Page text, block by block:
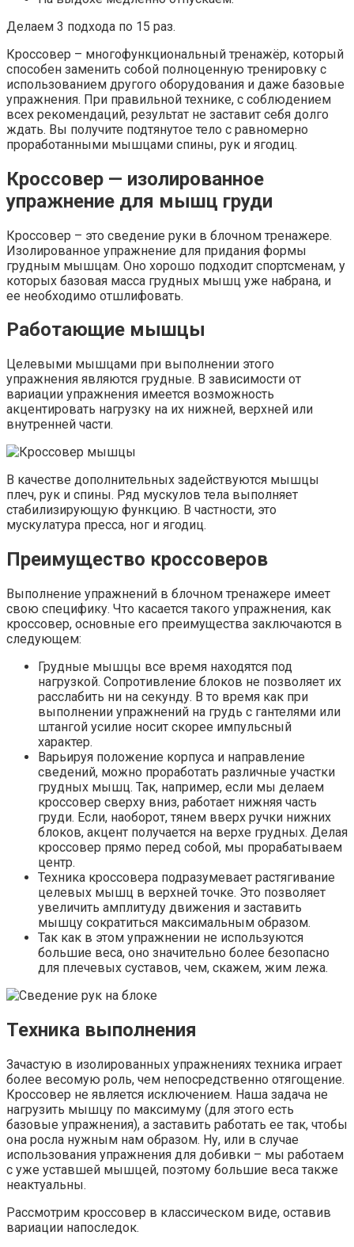
Делаем 3 подхода по 15 раз.
Кроссовер – многофункциональный тренажёр, который
способен заменить собой полноценную тренировку с
использованием другого оборудования и даже базовые
упражнения. При правильной технике, с соблюдением
всех рекомендаций, результат не заставит себя долго
ждать. Вы получите подтянутое тело с равномерно
проработанными мышцами спины, рук и ягодиц.
Кроссовер — изолированное
упражнение для мышц груди
Кроссовер – это сведение руки в блочном тренажере.
Изолированное упражнение для придания формы
грудным мышцам. Оно хорошо подходит спортсменам, у
которых базовая масса грудных мышц уже набрана, и
ее необходимо отшлифовать.
Работающие мышцы
Целевыми мышцами при выполнении этого
упражнения являются грудные. В зависимости от
вариации упражнения имеется возможность
акцентировать нагрузку на их нижней, верхней или
внутренней части.
В качестве дополнительных задействуются мышцы
плеч, рук и спины. Ряд мускулов тела выполняет
стабилизирующую функцию. В частности, это
мускулатура пресса, ног и ягодиц.
Преимущество кроссоверов
Выполнение упражнений в блочном тренажере имеет
свою специфику. Что касается такого упражнения, как
кроссовер, основные его преимущества заключаются в
следующем:
Грудные мышцы все время находятся под
нагрузкой. Сопротивление блоков не позволяет их
расслабить ни на секунду. В то время как при
выполнении упражнений на грудь с гантелями или
штангой усилие носит скорее импульсный
характер.
Варьируя положение корпуса и направление
сведений, можно проработать различные участки
грудных мышц. Так, например, если мы делаем
кроссовер сверху вниз, работает нижняя часть
груди. Если, наоборот, тянем вверх ручки нижних
блоков, акцент получается на верхе грудных. Делая
кроссовер прямо перед собой, мы прорабатываем
центр.
Техника кроссовера подразумевает растягивание
целевых мышц в верхней точке. Это позволяет
увеличить амплитуду движения и заставить
мышцу сократиться максимальным образом.
Так как в этом упражнении не используются
большие веса, оно значительно более безопасно
для плечевых суставов, чем, скажем, жим лежа.
Техника выполнения
Зачастую в изолированных упражнениях техника играет
более весомую роль, чем непосредственно отягощение.
Кроссовер не является исключением. Наша задача не
нагрузить мышцу по максимуму (для этого есть
базовые упражнения), а заставить работать ее так, чтобы
она росла нужным нам образом. Ну, или в случае
использования упражнения для добивки – мы работаем
с уже уставшей мышцей, поэтому большие веса также
неактуальны.
Рассмотрим кроссовер в классическом виде, оставив
вариации напоследок.